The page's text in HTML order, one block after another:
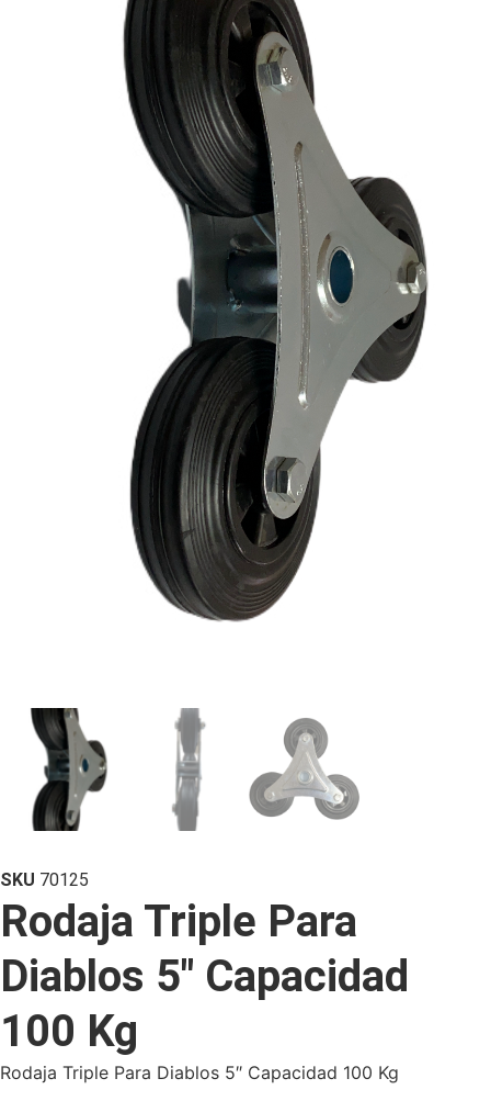
SKU 70125
Rodaja Triple Para
Diablos 5″ Capacidad
100 Kg
Rodaja Triple Para Diablos 5″ Capacidad 100 Kg